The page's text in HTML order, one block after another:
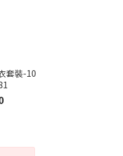
套裝-10